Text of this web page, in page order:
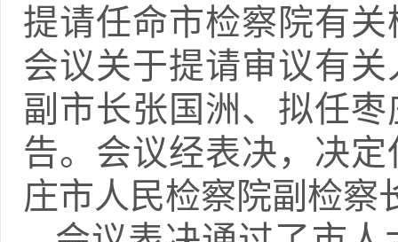
提请任命市检察院有
会议关于提请审议有
副市长张国洲、拟任
告。会议经表决，决
庄市人民检察院副检察